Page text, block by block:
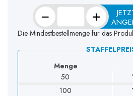
− +
Die Mindestbestellmenge für das
Menge
50
100